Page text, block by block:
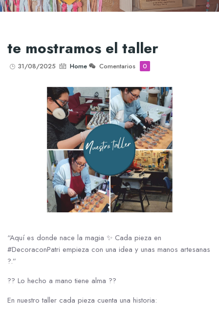
te mostramos el taller
31/08/2025 Home Comentarios 0
“Aquí es donde nace la magia ✨ Cada pieza en
#DecoraconPatri empieza con una idea y unas manos artesanas
?️.”
?️? Lo hecho a mano tiene alma ??️
En nuestro taller cada pieza cuenta una historia: